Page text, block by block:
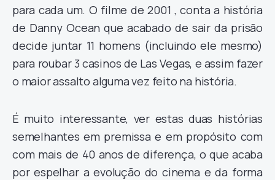
para cada um. O filme de 2001 , conta a história
de Danny Ocean que acabado de sair da prisão
decide juntar 11 homens (incluindo ele mesmo)
para roubar 3 casinos de Las Vegas, e assim fazer
o maior assalto alguma vez feito na história.
É muito interessante, ver estas duas histórias
semelhantes em premissa e em propósito com
com mais de 40 anos de diferença, o que acaba
por espelhar a evolução do cinema e da forma